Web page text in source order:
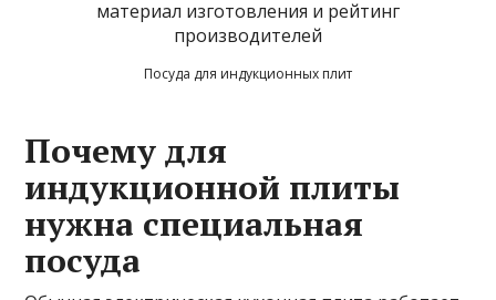
Посуда для индукционных плит
Почему для
индукционной плиты
нужна специальная
посуда